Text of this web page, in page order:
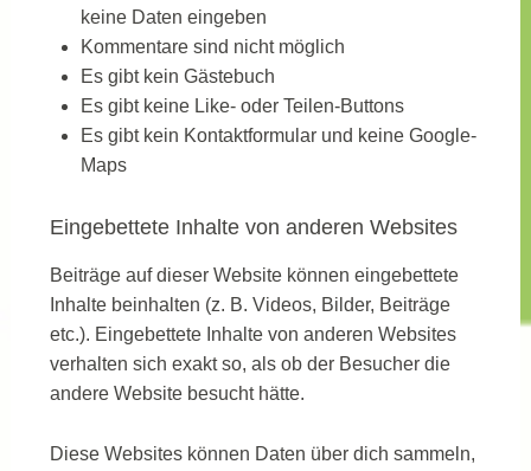
keine Daten eingeben
Kommentare sind nicht möglich
Es gibt kein Gästebuch
Es gibt keine Like- oder Teilen-Buttons
Es gibt kein Kontaktformular und keine Google-
Maps
Eingebettete Inhalte von anderen Websites
Beiträge auf dieser Website können eingebettete
Inhalte beinhalten (z. B. Videos, Bilder, Beiträge
etc.). Eingebettete Inhalte von anderen Websites
verhalten sich exakt so, als ob der Besucher die
andere Website besucht hätte.
Diese Websites können Daten über dich sammeln,